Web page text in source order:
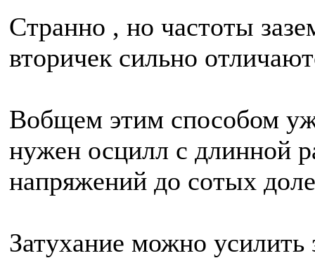
Странно , но частоты
вторичек сильно
Вобщем этим способом
нужен осцилл с длинной
напряжений до сотых
Затухание можно усилить